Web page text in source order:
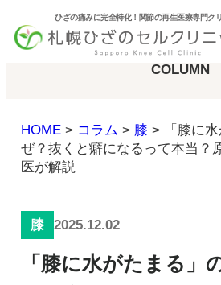
ひざの痛みに完全特化！関節の再生医療専門ク
初めての方へ
ひざの再生医療
再生医療とは
コラム
COLUMN
HOME> コラム > 膝 >
「膝に
ぜ？抜くと癖になるって本当？
医が解説
膝 2025.12.02
「膝に水がたまる」